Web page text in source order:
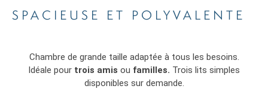
SPACIEUSE ET POLYVALENTE
Chambre de grande taille adaptée à tous les besoins.
Idéale pour trois amis ou familles. Trois lits simples
disponibles sur demande.